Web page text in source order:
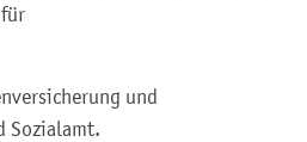
und
Sozialamt.